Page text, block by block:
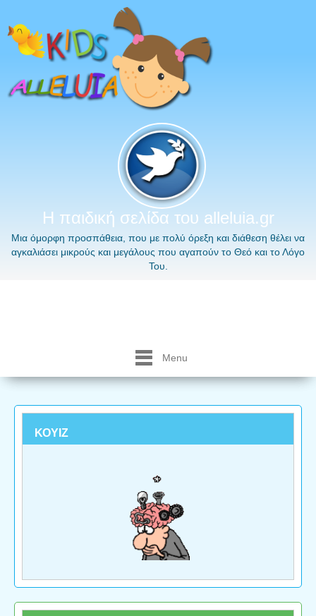
Η παιδική σελίδα του alleluia.gr
Μια όμορφη προσπάθεια, που με πολύ όρεξη και διάθεση θέλει να
αγκαλιάσει μικρούς και μεγάλους που αγαπούν το Θεό και το Λόγο
Του.
Menu
ΚΟΥΙΖ